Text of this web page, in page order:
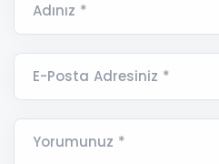
Adınız *
E-Posta Adresiniz *
Yorumunuz *